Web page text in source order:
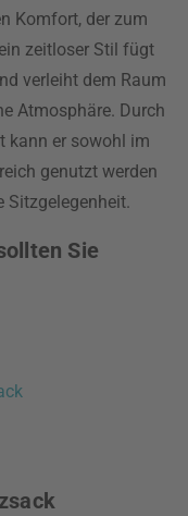
Komfort, der zum
zeitloser Stil fügt
verleiht dem Raum
Atmosphäre. Durch
kann er sowohl im
genutzt werden
Sitzgelegenheit.
Sie